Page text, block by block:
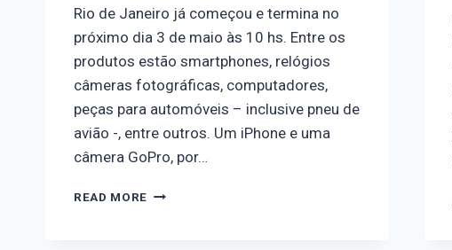
Rio de Janeiro já começou e termina no
próximo dia 3 de maio às 10 hs. Entre os
produtos estão smartphones, relógios
câmeras fotográficas, computadores,
peças para automóveis – inclusive pneu de
avião -, entre outros. Um iPhone e uma
câmera GoPro, por…
READ MORE